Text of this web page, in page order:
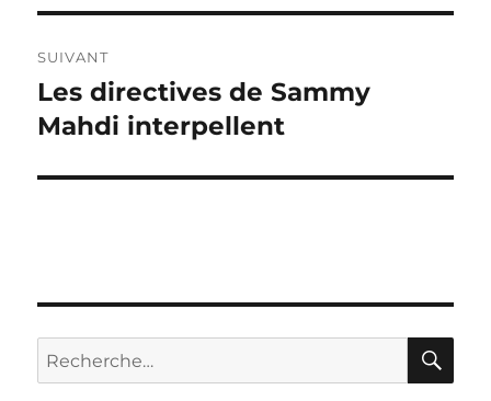
SUIVANT
Publication
suivante :
Les directives de Sammy
Mahdi interpellent
Recherche
pour :